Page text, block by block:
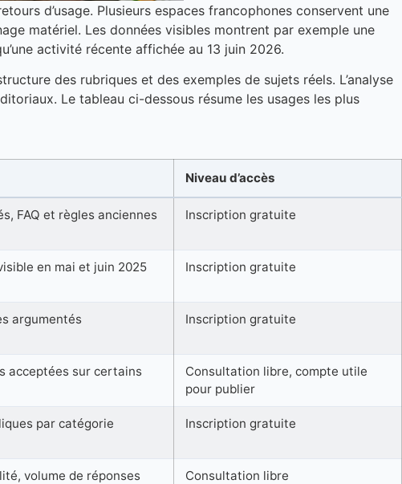
d’usage. Plusieurs espaces francophones conservent une
matériel. Les données visibles montrent par exemple une
activité récente affichée au 13 juin 2026.
des rubriques et des exemples de sujets réels. L’analyse
Le tableau ci-dessous résume les usages les plus
Niveau d’accès
FAQ et règles anciennes
Inscription gratuite
en mai et juin 2025 Inscription gratuite
argumentés Inscription gratuite
acceptées sur certains
Consultation libre, compte utile
pour publier
par catégorie Inscription gratuite
volume de réponses
Consultation libre